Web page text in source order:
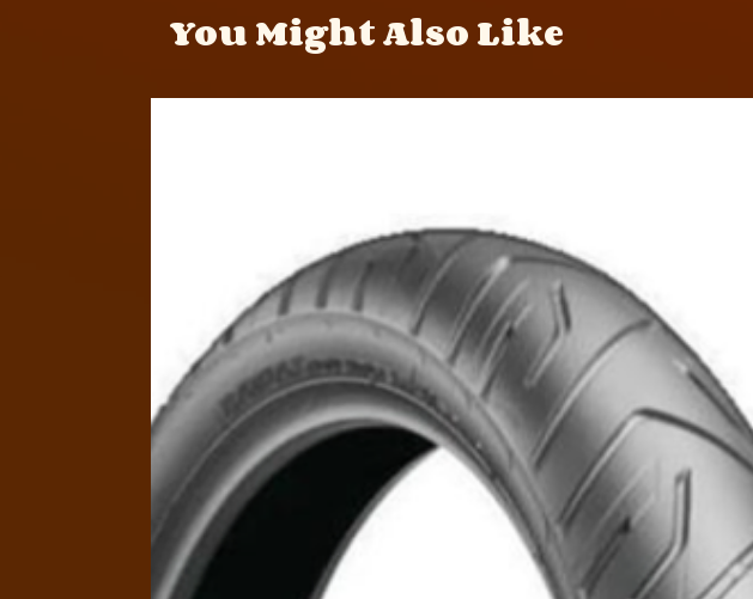
You Might Also Like